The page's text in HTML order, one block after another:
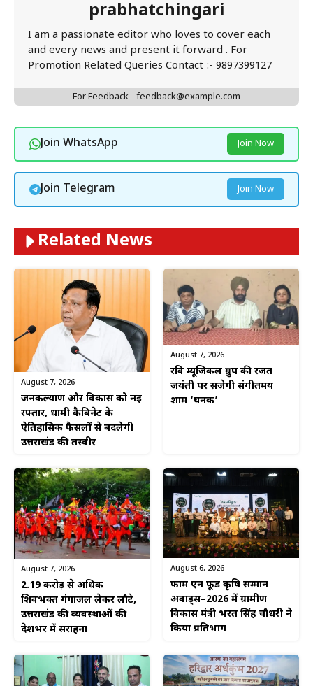
prabhatchingari
I am a passionate editor who loves to cover each
and every news and present it forward . For
Promotion Related Queries Contact :- 9897399127
For Feedback - feedback@example.com
Join WhatsApp Join Now
Join Telegram Join Now
Related News
August 7, 2026
जनकल्याण और विकास को नई
रफ्तार, धामी कैबिनेट के
ऐतिहासिक फैसलों से बदलेगी
उत्तराखंड की तस्वीर
August 7, 2026
रवि म्यूजिकल ग्रुप की रजत
जयंती पर सजेगी संगीतमय
शाम ‘घनक’
August 7, 2026
2.19 करोड़ से अधिक
शिवभक्त गंगाजल लेकर लौटे,
उत्तराखंड की व्यवस्थाओं की
देशभर में सराहना
August 6, 2026
फार्म एन फूड कृषि सम्मान
अवार्ड्स–2026 में ग्रामीण
विकास मंत्री भरत सिंह चौधरी ने
किया प्रतिभाग